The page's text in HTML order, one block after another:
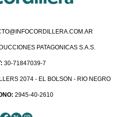
PATAGONICAS S.A.S.
30-71847039-7
2074 - EL BOLSON - RIO NEGRO
2945-40-2610